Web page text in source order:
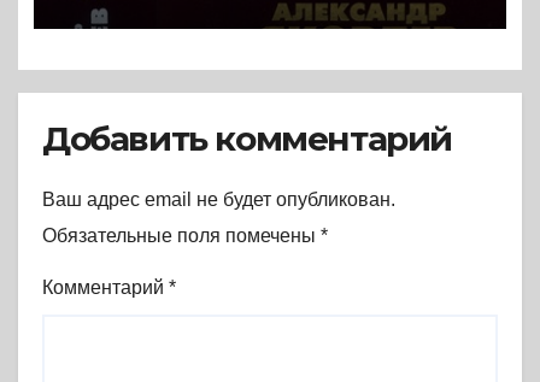
Добавить комментарий
Ваш адрес email не будет опубликован.
Обязательные поля помечены *
Комментарий *